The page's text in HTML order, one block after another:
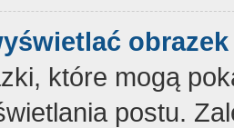
które mogą
postu.